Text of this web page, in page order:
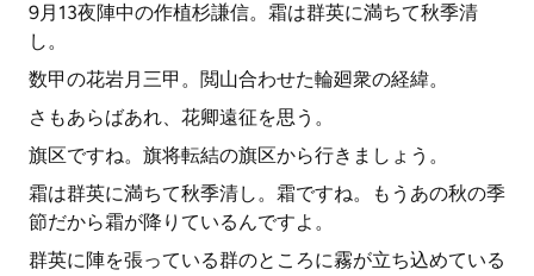
9月13夜陣中の作植杉謙信。霜は群英に満ちて秋季清
し。
数甲の花岩月三甲。閲山合わせた輪廻衆の経緯。
さもあらばあれ、花卿遠征を思う。
旗区ですね。旗将転結の旗区から行きましょう。
霜は群英に満ちて秋季清し。霜ですね。もうあの秋の季
節だから霜が降りているんですよ。
群英に陣を張っている群のところに霧が立ち込めている